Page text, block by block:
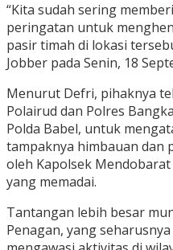
“Kita sudah sering
peringatan untuk
pasir timah di lokasi
Jobber pada Senin, 18
Menurut Defri, pihaknya
Polairud dan Polres
Polda Babel, untuk
tampaknya himbauan dan
oleh Kapolsek
yang memadai.
Tantangan lebih besar
Penagan, yang